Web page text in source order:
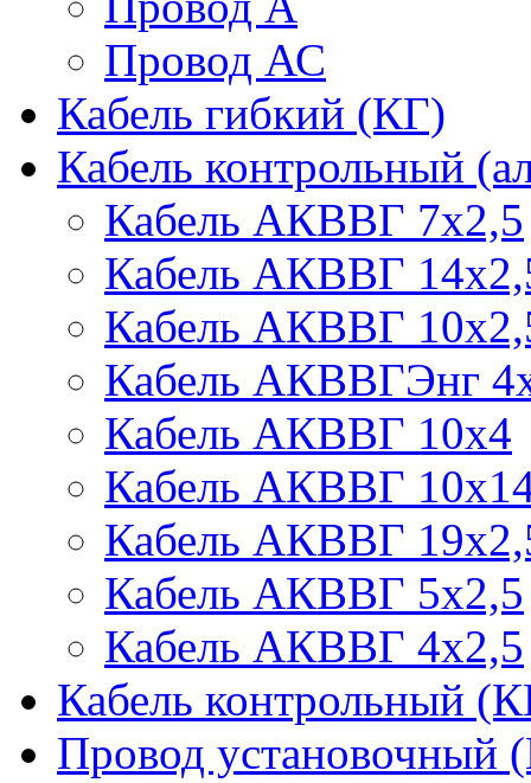
Провод АС
Кабель гибкий (КГ)
Кабель контрольный
Кабель АКВВГ 7х2,5
Кабель АКВВГ
Кабель АКВВГ
Кабель АКВВГЭнг
Кабель АКВВГ 10х4
Кабель АКВВГ
Кабель АКВВГ
Кабель АКВВГ 5х2,5
Кабель АКВВГ 4х2,5
Кабель контрольный
Провод